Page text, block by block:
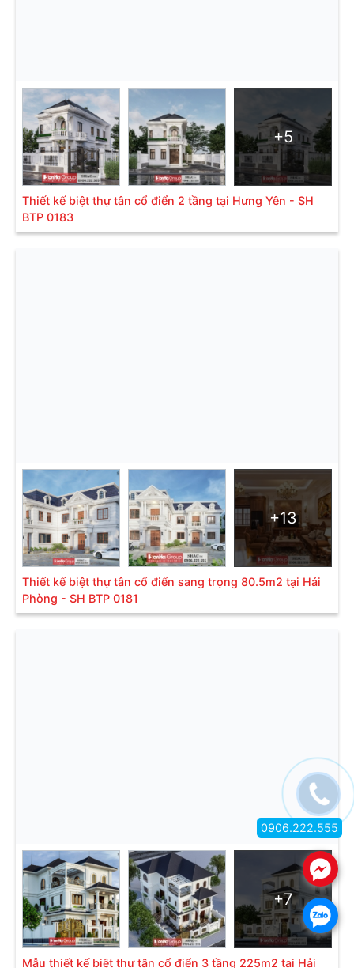
+5
Thiết kế biệt thự tân cổ điển 2 tầng tại Hưng Yên - SH
BTP 0183
+13
Thiết kế biệt thự tân cổ điển sang trọng 80.5m2 tại Hải
Phòng - SH BTP 0181
+7
Mẫu thiết kế biệt thự tân cổ điển 3 tầng 225m2 tại Hải
.
.
0906.222.555